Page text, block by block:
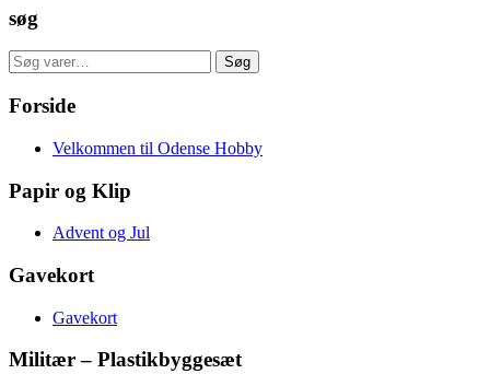
søg
Søg
efter:
Søg
Forside
Velkommen til Odense Hobby
Papir og Klip
Advent og Jul
Gavekort
Gavekort
Militær – Plastikbyggesæt